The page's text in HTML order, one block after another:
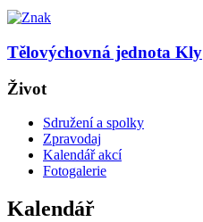
Tělovýchovná jednota Kly
Život
Sdružení a spolky
Zpravodaj
Kalendář akcí
Fotogalerie
Kalendář